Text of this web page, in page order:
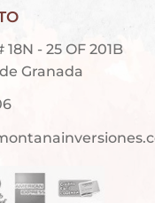
- 25 OF 201B
Granada